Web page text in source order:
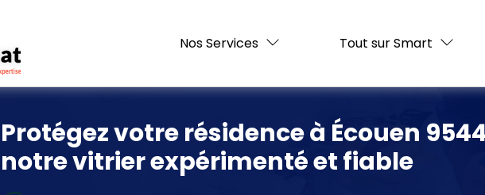
Nos Services Tout sur Smart
Protégez votre résidence à Écouen
notre vitrier expérimenté et fiable